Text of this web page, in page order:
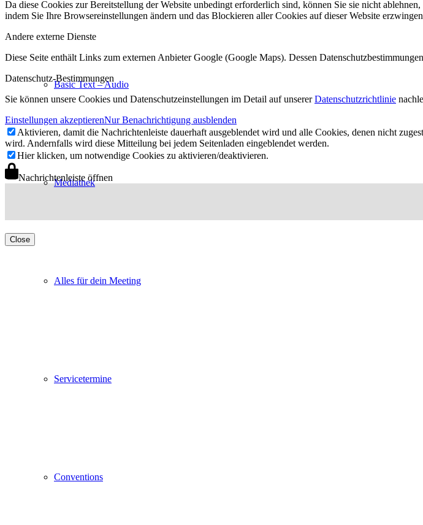
Basic Text – Audio
Mediathek
Alles für dein Meeting
Servicetermine
Conventions
Da diese Cookies zur Bereitstellung der Website unbedingt erforderlich sind, können Sie sie nicht
indem Sie Ihre Browsereinstellungen ändern und das Blockieren aller Cookies auf dieser Website
Andere externe Dienste
Diese Seite enthält Links zum externen Anbieter Google (Google Maps). Dessen
Datenschutz-Bestimmungen
Sie können unsere Cookies und Datenschutzeinstellungen im Detail auf unsererDatenschutzrichtlinie
Einstellungen akzeptierenNur Benachrichtigung ausblenden
Aktivieren, damit die Nachrichtenleiste dauerhaft ausgeblendet wird und alle Cookies, denen nicht
wird. Andernfalls wird diese Mitteilung bei jedem Seitenladen eingeblendet werden.
Hier klicken, um notwendige Cookies zu aktivieren/deaktivieren.
Nachrichtenleiste öffnen
Close